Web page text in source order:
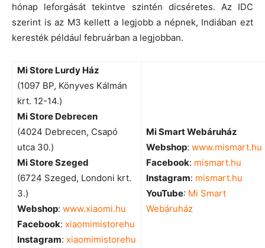
hónap leforgását tekintve szintén dicséretes. Az IDC
szerint is az M3 kellett a legjobb a népnek, Indiában ezt
keresték például februárban a legjobban.
Mi Store Lurdy Ház
(1097 BP, Könyves Kálmán
krt. 12-14.)
Mi Store Debrecen
(4024 Debrecen, Csapó
utca 30.)
Mi Store Szeged
(6724 Szeged, Londoni krt.
3.)
Webshop: www.xiaomi.hu
Facebook: xiaomimistorehu
Instagram: xiaomimistorehu
Mi Smart Webáruház
Webshop: www.mismart.hu
Facebook: mismart.hu
Instagram: mismart.hu
YouTube: Mi Smart
Webáruház